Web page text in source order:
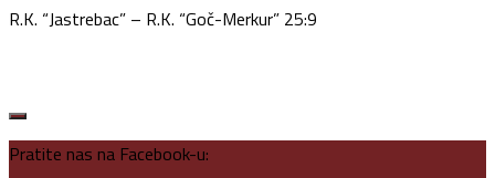
R.K. “Jastrebac” – R.K. “Goč-Merkur” 25:9
Pratite nas na Facebook-u: